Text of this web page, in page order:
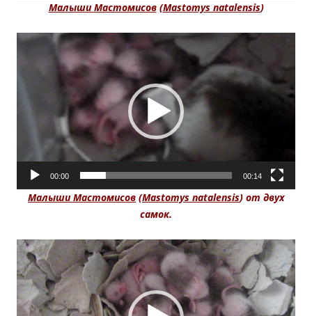
Малыши Мастомисов(Mastomys natalensis)
Видеоплеер
00:00 00:14
Малыши Мастомисов (Mastomys natalensis) от двух
самок.
Видеоплеер